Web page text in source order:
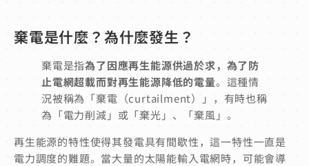
棄電是什麼？為什麼發生？
棄電是指為了因應再生能源供過於求，為了防
止電網超載而對再生能源降低的電量。這種情
況被稱為「棄電（curtailment）」，有時也稱
為「電力削減」或「棄光」、「棄風」。
再生能源的特性使得其發電具有間歇性，這一特性一直是
電力調度的難題。當大量的太陽能輸入電網時，可能會導